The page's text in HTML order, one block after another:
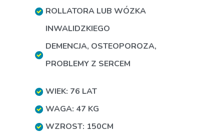
ROLLATORA LUB WÓZKA
INWALIDZKIEGO
DEMENCJA, OSTEOPOROZA,
PROBLEMY Z SERCEM
WIEK: 76 LAT
WAGA: 47 KG
WZROST: 150CM